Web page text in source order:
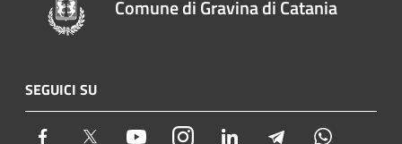
Comune di Gravina di Catania
SEGUICI SU
Facebook Twitter YoutubeInstagram LinkedIn Telegram